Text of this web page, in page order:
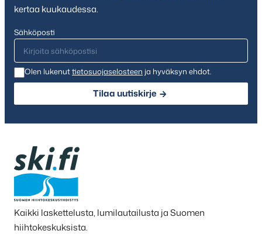
kertaa kuukaudessa.
Sähköposti
Olen lukenuttietosuojaselosteen ja hyväksyn ehdot.
Tilaa uutiskirje
Kaikki laskettelusta, lumilautailusta ja Suomen
hiihtokeskuksista.